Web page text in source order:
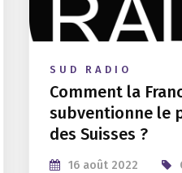
SUD RADIO
Comment la
subventionne le
des Suisses ?
16 août 2022